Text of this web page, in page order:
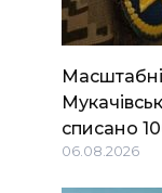
списано
06.08.2026